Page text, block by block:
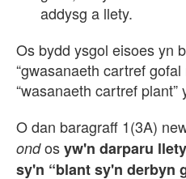
addysg a llety.
Os bydd ysgol eisoes yn
“gwasanaeth cartref
“wasanaeth cartref plant”
O dan baragraff 1(3A)
ondosyw'n darparu
sy'n “blant sy'n derbyn